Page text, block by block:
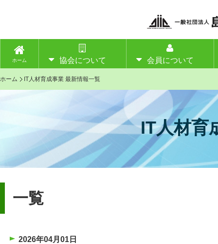
ホーム 協会について 会員について
ホーム IT人材育成事業 最新情報一覧
IT人材育
一覧
2026年04月01日